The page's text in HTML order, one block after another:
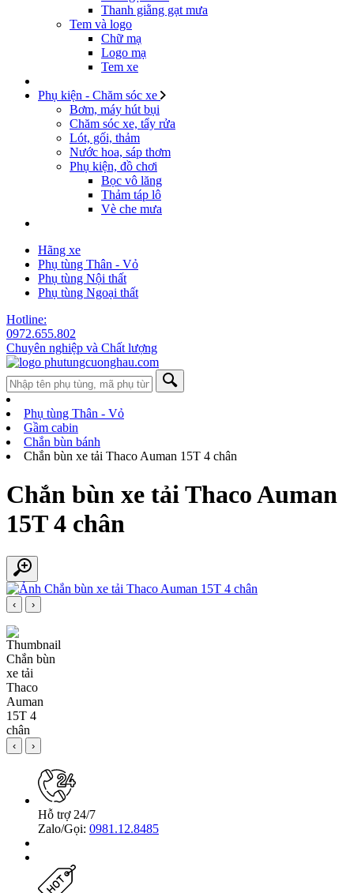
Thanh giằng gạt mưa
Tem và logo
Chữ mạ
Logo mạ
Tem xe
Phụ kiện - Chăm sóc xe
Bơm, máy hút bụi
Chăm sóc xe, tẩy rửa
Lót, gối, thảm
Nước hoa, sáp thơm
Phụ kiện, đồ chơi
Bọc vô lăng
Thảm táp lô
Vè che mưa
Hãng xe
Phụ tùng Thân - Vỏ
Phụ tùng Nội thất
Phụ tùng Ngoại thất
Hotline:
0972.655.802
Chuyên nghiệp và Chất lượng
Phụ tùng Thân - Vỏ
Gầm cabin
Chắn bùn bánh
Chắn bùn xe tải Thaco Auman 15T 4 chân
Chắn bùn xe tải Thaco Auman
15T 4 chân
‹ ›
‹ ›
Hỗ trợ 24/7
Zalo/Gọi: 0981.12.8485